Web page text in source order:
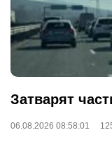
Затварят
06.08.2026 08:58:01